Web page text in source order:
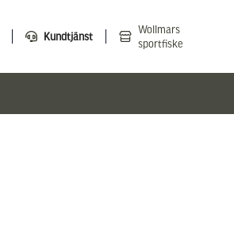
Kundtjänst
Wollmars
sportfiske